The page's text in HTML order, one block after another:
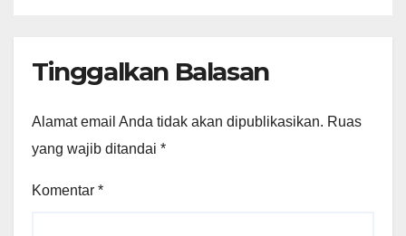
Tinggalkan Balasan
Alamat email Anda tidak akan dipublikasikan. Ruas
yang wajib ditandai *
Komentar *